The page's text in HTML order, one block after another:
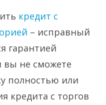
кредит с
– исправный
гарантией
вы не сможете
полностью или
кредита с торгов